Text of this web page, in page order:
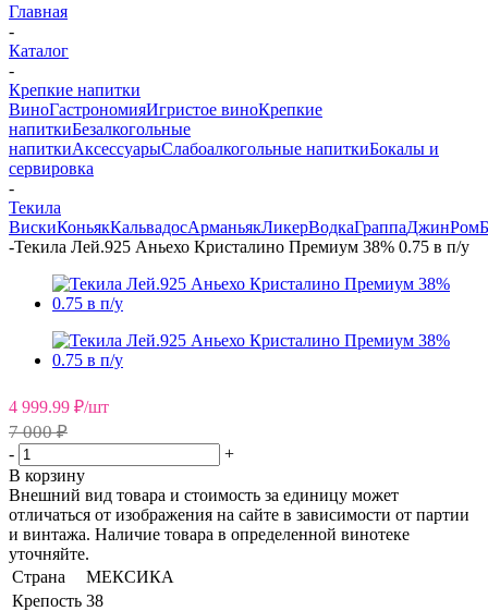
Главная
-
Каталог
-
Крепкие напитки
ВиноГастрономияИгристое виноКрепкие
напиткиБезалкогольные
напиткиАксессуарыСлабоалкогольные напиткиБокалы и
сервировка
-
Текила
ВискиКоньякКальвадосАрманьякЛикерВодкаГраппаДжинРом
-Текила Лей.925 Аньехо Кристалино Премиум 38% 0.75 в п/у
4 999.99 ₽/шт
7 000 ₽
-
+
В корзину
Внешний вид товара и стоимость за единицу может
отличаться от изображения на сайте в зависимости от партии
и винтажа. Наличие товара в определенной винотеке
уточняйте.
Страна
МЕКСИКА
Крепость 38